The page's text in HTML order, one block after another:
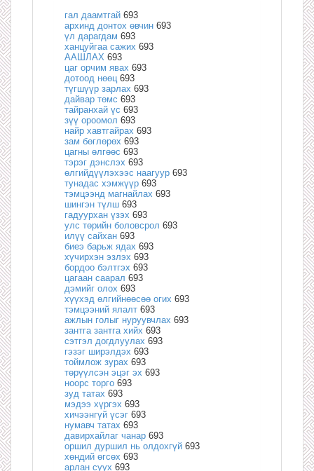
гал даамтгай 693
архинд донтох өвчин 693
үл дарагдам 693
ханцуйгаа сажих 693
ААШЛАХ 693
цаг орчим явах 693
дотоод нөөц 693
түгшүүр зарлах 693
дайвар төмс 693
тайранхай үс 693
зүү ороомол 693
найр хавтгайрах 693
зам бөглөрөх 693
цагны өлгөөс 693
тэрэг дэнслэх 693
өлгийдүүлэхээс наагуур 693
тунадас хэмжүүр 693
тэмцээнд магнайлах 693
шингэн түлш 693
гадуурхан үзэх 693
улс төрийн боловсрол 693
илүү сайхан 693
биеэ барьж ядах 693
хүчирхэн эзлэх 693
бордоо бэлтгэх 693
цагаан саарал 693
дэмийг олох 693
хүүхэд өлгийнөөсөө огих 693
тэмцээний ялалт 693
ажлын голыг нуруувчлах 693
зантга зантга хийх 693
сэтгэл догдлуулах 693
гэзэг ширэлдэх 693
тоймлож зурах 693
төрүүлсэн эцэг эх 693
ноорс торго 693
зуд татах 693
мэдээ хүргэх 693
хичээнгүй үсэг 693
нумавч татах 693
давирхайлаг чанар 693
оршил дуршил нь олдохгүй 693
хөндий өгсөх 693
арлан суух 693